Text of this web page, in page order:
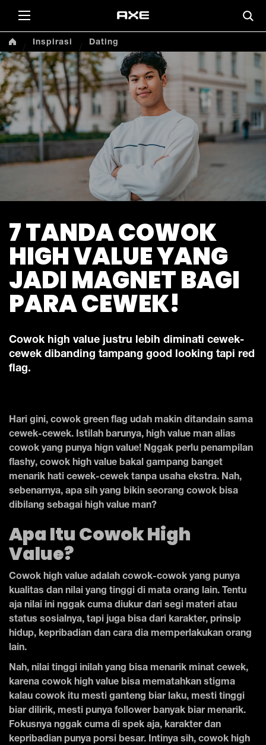
Inspirasi Dating
7 TANDA COWOK
HIGH VALUE YANG
JADI MAGNET BAGI
PARA CEWEK!
Cowok high value justru lebih diminati cewek-
cewek dibanding tampang good looking tapi red
flag.
Hari gini, cowok green flag udah makin ditandain sama
cewek-cewek. Istilah barunya, high value man alias
cowok yang punya hign value! Nggak perlu penampilan
flashy, cowok high value bakal gampang banget
menarik hati cewek-cewek tanpa usaha ekstra. Nah,
sebenarnya, apa sih yang bikin seorang cowok bisa
dibilang sebagai high value man?
Apa Itu Cowok High
Value?
Cowok high value adalah cowok-cowok yang punya
kualitas dan nilai yang tinggi di mata orang lain. Tentu
aja nilai ini nggak cuma diukur dari segi materi atau
status sosialnya, tapi juga bisa dari karakter, prinsip
hidup, kepribadian dan cara dia memperlakukan orang
lain.
Nah, nilai tinggi inilah yang bisa menarik minat cewek,
karena cowok high value bisa mematahkan stigma
kalau cowok itu mesti ganteng biar laku, mesti tinggi
biar dilirik, mesti punya follower banyak biar menarik.
Fokusnya nggak cuma di spek aja, karakter dan
kepribadian punya porsi besar. Intinya sih, cowok high